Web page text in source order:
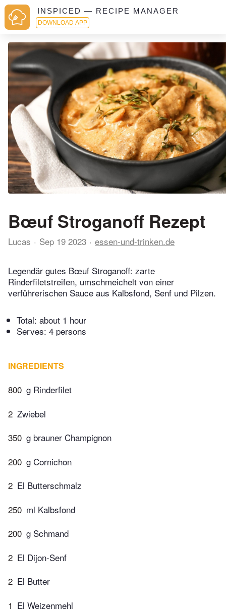
INSPICED — RECIPE MANAGER
DOWNLOAD APP
Bœuf Stroganoff Rezept
Lucas Sep 19 2023 essen-und-trinken.de
Legendär gutes Bœuf Stroganoff: zarte
Rinderfiletstreifen, umschmeichelt von einer
verführerischen Sauce aus Kalbsfond, Senf und Pilzen.
Total: about 1 hour
Serves: 4 persons
INGREDIENTS
800 g Rinderfilet
2 Zwiebel
350 g brauner Champignon
200 g Cornichon
2 El Butterschmalz
250 ml Kalbsfond
200 g Schmand
2 El Dijon-Senf
2 El Butter
1 El Weizenmehl